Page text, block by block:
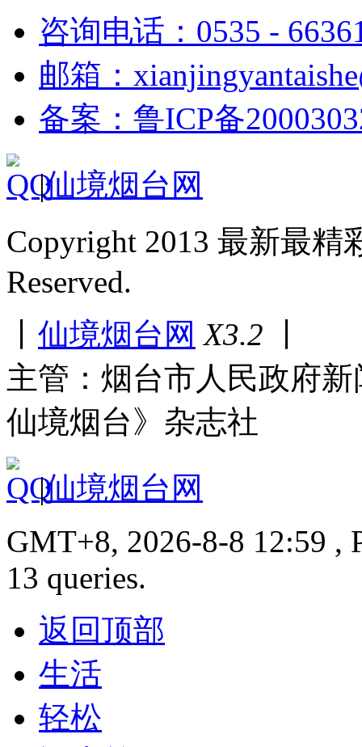
咨询电话：0535 -
邮箱：
备案：鲁ICP备
|仙境烟台网
Copyright 2013 最新最
Reserved.
仙境烟台网 X3.2
主管：烟台市人民政府
仙境烟台》杂志社
|仙境烟台网
GMT+8, 2026-8-8 12:59 ,
13 queries.
返回顶部
生活
轻松